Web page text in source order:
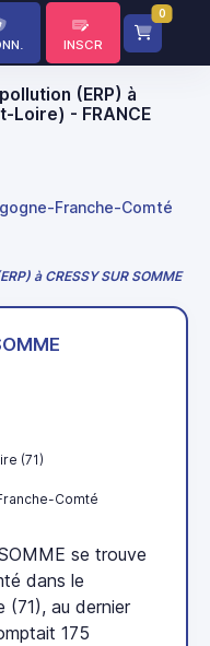
INSCR
0
(ERP) à
Loire) - FRANCE
Franche-Comté
à CRESSY SUR SOMME
(71)
Comté
se trouve
dans le
au dernier
175